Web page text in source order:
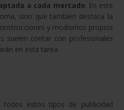
a cada mercado. En este
sino que también destaca la
y modismos propios
suelen contar con profesionales
en esta tarea.
todos estos tipos de publicidad